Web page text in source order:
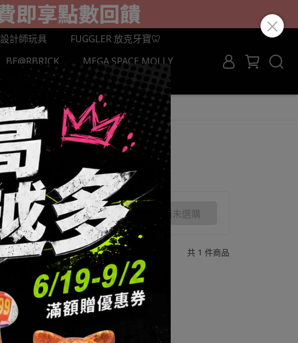
設計師玩具
FUGGLER 放克牙寶🦷
BE@RBRICK
MEGA SPACE MOLLY
HEROCROSS
尚未選購
共 1 件商品